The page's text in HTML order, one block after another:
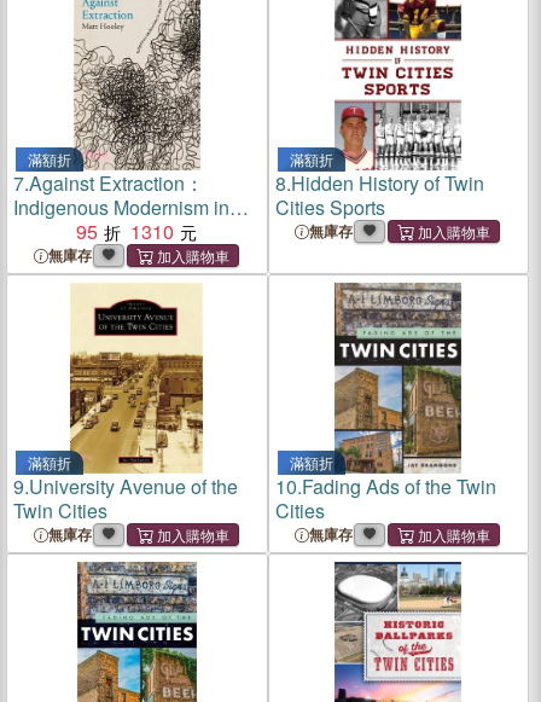
滿額折
7.Against Extraction：
Indigenous Modernism in
the Twin Cities
95 1310
無庫存
滿額折
8.Hidden History of Twin
Cities Sports
無庫存
滿額折
9.University Avenue of the
Twin Cities
無庫存
滿額折
10.Fading Ads of the Twin
Cities
無庫存